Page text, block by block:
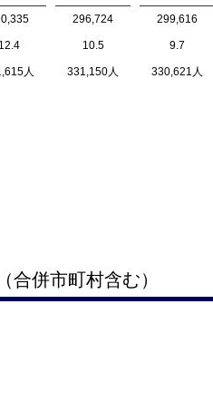
296,724 299,616
12.4 10.5 9.7
人 331,150人 330,621人
合併市町村含む）